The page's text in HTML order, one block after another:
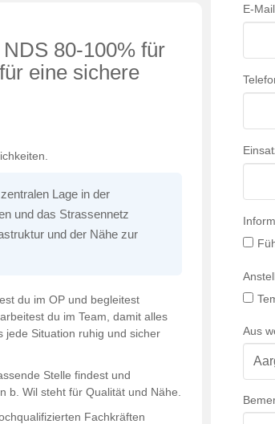
80-100% für
eine sichere
Lage in der
und das Strassennetz
und der Nähe zur
du im OP und begleitest
du im Team, damit alles
jede Situation ruhig und sicher
Stelle findest und
b. Wil steht für Qualität und Nähe.
Fachkräften
E-Mail
Aus